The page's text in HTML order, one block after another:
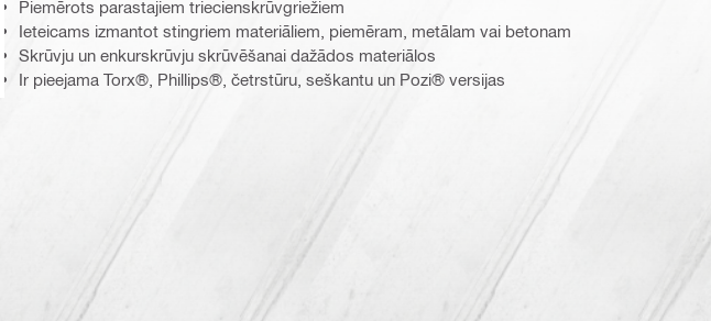
Piemērots parastajiem triecienskrūvgriežiem
Ieteicams izmantot stingriem materiāliem, piemēram, metālam vai betonam
Skrūvju un enkurskrūvju skrūvēšanai dažādos materiālos
Ir pieejama Torx®, Phillips®, četrstūru, seškantu un Pozi® versijas